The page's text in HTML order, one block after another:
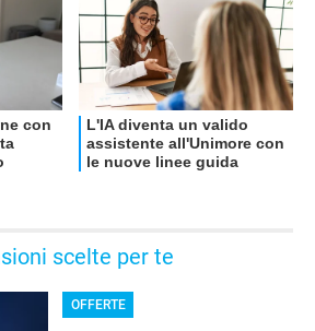
scelte per te
OFFERTE